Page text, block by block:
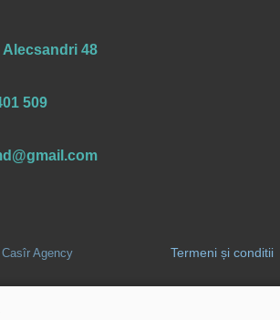
Alecsandri 48
509
Casîr Agency Termeni și conditii